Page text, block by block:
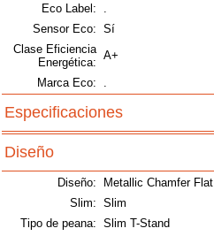
Eco Label:
.
Sensor Eco: Sí
Clase Eficiencia
Energética:
A+
Marca Eco: .
Especificaciones
Diseño
Diseño:
Metallic Chamfer Flat
Slim: Slim
Tipo de peana: Slim T-Stand